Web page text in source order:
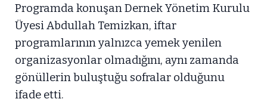
Programda konuşan Dernek Yönetim Kurulu
Üyesi Abdullah Temizkan, iftar
programlarının yalnızca yemek yenilen
organizasyonlar olmadığını, aynı zamanda
gönüllerin buluştuğu sofralar olduğunu
ifade etti.